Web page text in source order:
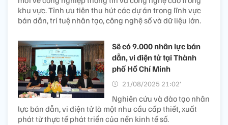
khu vực. Tỉnh ưu tiên thu hút các dự án trong lĩnh vực
bán dẫn, trí tuệ nhân tạo, công nghệ số và dữ liệu lớn.
Sẽ có 9.000 nhân lực bán
dẫn, vi điện tử tại Thành
phố Hồ Chí Minh
21/08/2025 21:02’
Nghiên cứu và đào tạo nhân
lực bán dẫn, vi điện tử là một nhu cầu cấp thiết, xuất
phát từ thực tế phát triển của nền kinh tế số.